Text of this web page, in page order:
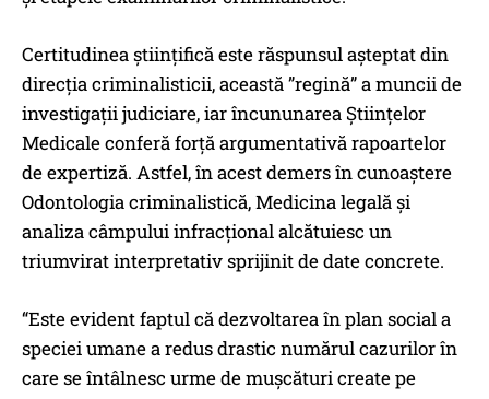
Certitudinea științifică este răspunsul așteptat din
direcția criminalisticii, această ”regină” a muncii de
investigații judiciare, iar încununarea Științelor
Medicale conferă forță argumentativă rapoartelor
de expertiză. Astfel, în acest demers în cunoaștere
Odontologia criminalistică, Medicina legală și
analiza câmpului infracțional alcătuiesc un
triumvirat interpretativ sprijinit de date concrete.
“Este evident faptul că dezvoltarea în plan social a
speciei umane a redus drastic numărul cazurilor în
care se întâlnesc urme de mușcături create pe